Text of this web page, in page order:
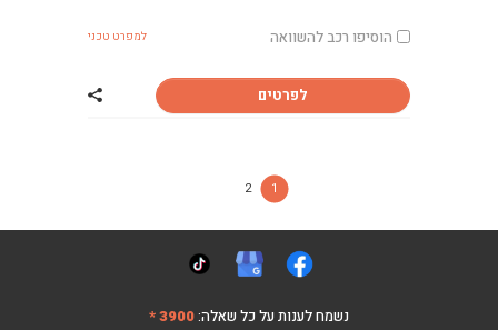
הוסיפו רכב להשוואה למפרט טכני
לפרטים שתף רכב סקודה
1
2
נשמח לענות על כל שאלה:3900 *